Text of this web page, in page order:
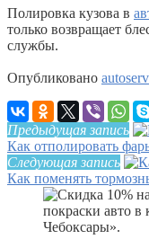
Полировка кузова в
только возвращает
службы.
Опубликовано
Предыдущая запись
Как отполировать
Следующая запись
Как поменять